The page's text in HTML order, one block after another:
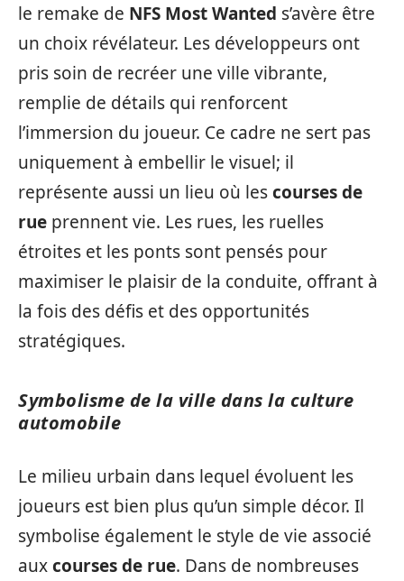
le remake de NFS Most Wanted s’avère être
un choix révélateur. Les développeurs ont
pris soin de recréer une ville vibrante,
remplie de détails qui renforcent
l’immersion du joueur. Ce cadre ne sert pas
uniquement à embellir le visuel; il
représente aussi un lieu où lescourses de
rue prennent vie. Les rues, les ruelles
étroites et les ponts sont pensés pour
maximiser le plaisir de la conduite, offrant à
la fois des défis et des opportunités
stratégiques.
Symbolisme de la ville dans la culture
automobile
Le milieu urbain dans lequel évoluent les
joueurs est bien plus qu’un simple décor. Il
symbolise également le style de vie associé
auxcourses de rue. Dans de nombreuses